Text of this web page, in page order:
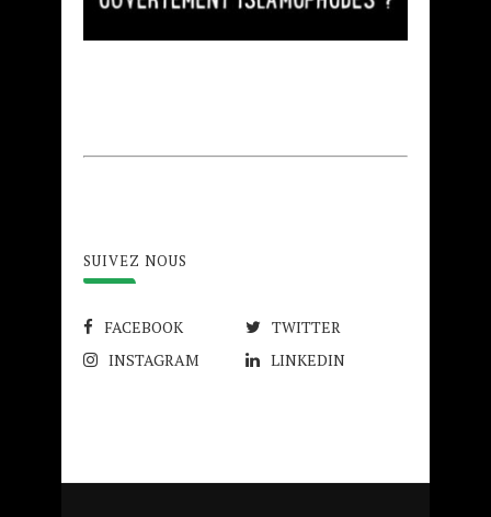
SUIVEZ NOUS
FACEBOOK
TWITTER
INSTAGRAM
LINKEDIN